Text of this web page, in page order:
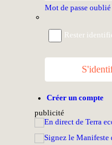
Mot de passe oublié
Rester
Créer un compte
publicité